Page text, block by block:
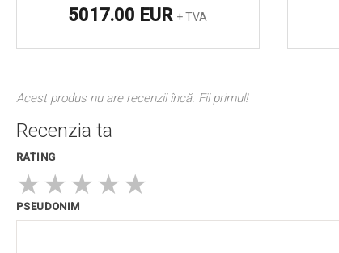
5017.00 EUR + TVA
Acest produs nu are recenzii încă. Fii primul!
Recenzia ta
RATING
★ ★ ★ ★ ★
PSEUDONIM